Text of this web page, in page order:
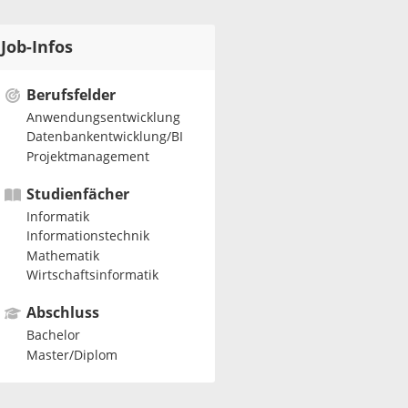
Job-Infos
Berufsfelder
Anwendungsentwicklung
Datenbankentwicklung/BI
Projektmanagement
Studienfächer
Informatik
Informationstechnik
Mathematik
Wirtschaftsinformatik
Abschluss
Bachelor
Master/Diplom